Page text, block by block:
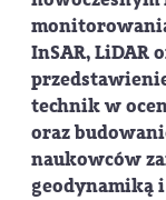
InSAR, LiDAR
technik w
oraz
naukowców
geodynamiką